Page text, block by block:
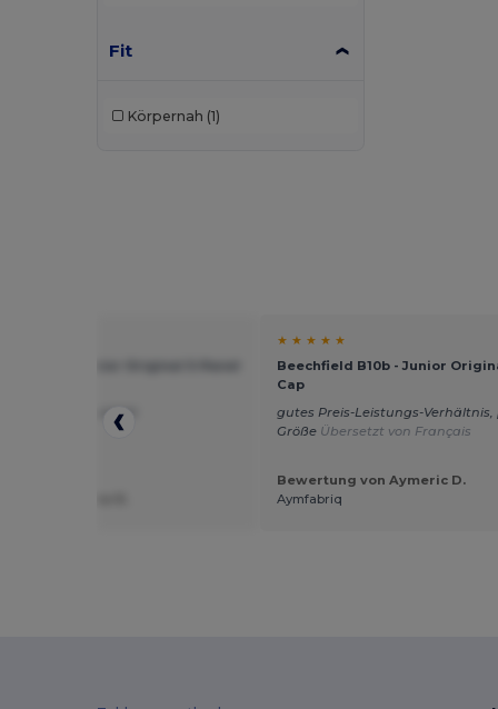
Fit
Körpernah (1)
tolle Qualität
★ ★ ★ ★ ★
Beechfield B10b - Junior
Cap
gutes Preis-Leistungs-Verhältnis,
Größe Übersetzt von Français
Bewertung von Aymeric D.
Aymfabriq